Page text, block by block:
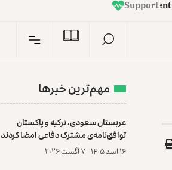
t
n
e
d
n
e
p
e
d
n
I
مهم‌ترین خبرها
عربستان سعودی، ترکیه و پاکستان
توافق‌نامه‌ی مشترک دفاعی امضا کردند
۱۶ اسد ۱۴۰۵ - ۷ آگست ۲۰۲۶